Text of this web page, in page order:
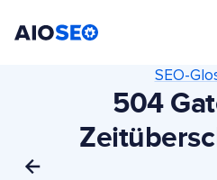
SEO-
504